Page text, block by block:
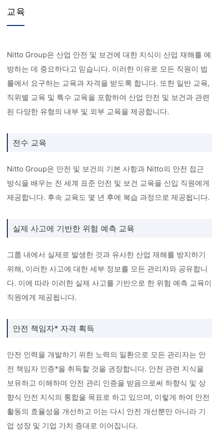
교육
Nitto Group은 산업 안전 및 보건에 대한 지식이 산업 재해를 예
방하는 데 중요하다고 믿습니다. 이러한 이유로 모든 직원이 법
률에서 요구하는 교육과 자격을 받도록 합니다. 또한 일반 교육,
직위별 교육 및 특수 교육을 포함하여 산업 안전 및 보건과 관련
된 다양한 유형의 내부 및 외부 교육을 제공합니다.
전수 교육
Nitto Group은 안전 및 보건의 기본 사항과 Nitto의 안전 접근
방식을 배우는 전 세계 표준 안전 및 보건 교육을 신입 직원에게
제공합니다. 후속 교육도 몇 년 후에 복습 과정으로 제공됩니다.
실제 사고에 기반한 위험 예측 교육
그룹 내에서 실제로 발생한 것과 유사한 산업 재해를 방지하기
위해, 이러한 사고에 대한 세부 정보를 모든 관리자와 공유합니
다. 이에 따라 이러한 실제 사고를 기반으로 한 위험 예측 교육이
직원에게 제공됩니다.
안전 책임자* 자격 획득
안전 인력을 개발하기 위한 노력의 일환으로 모든 관리자는 안
전 책임자 인증*을 취득할 것을 권장합니다. 안전 관련 지식을
보유하고 이해하며 안전 관리 인증을 받음으로써 하향식 및 상
향식 안전 지식의 통합을 목표로 하고 있으며, 이렇게 하여 안전
활동의 효율성을 개선하고 이는 다시 안전 개선뿐만 아니라 기
업 성장 및 기업 가치 증대로 이어집니다.